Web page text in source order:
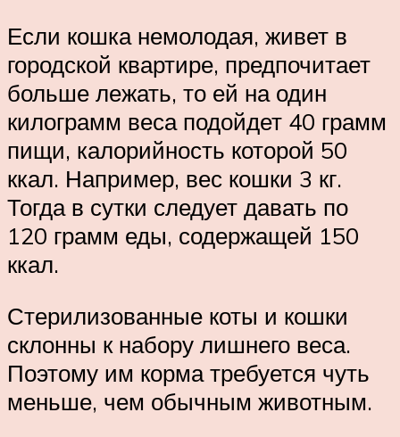
Если кошка немолодая, живет в
городской квартире, предпочитает
больше лежать, то ей на один
килограмм веса подойдет 40 грамм
пищи, калорийность которой 50
ккал. Например, вес кошки 3 кг.
Тогда в сутки следует давать по
120 грамм еды, содержащей 150
ккал.
Стерилизованные коты и кошки
склонны к набору лишнего веса.
Поэтому им корма требуется чуть
меньше, чем обычным животным.